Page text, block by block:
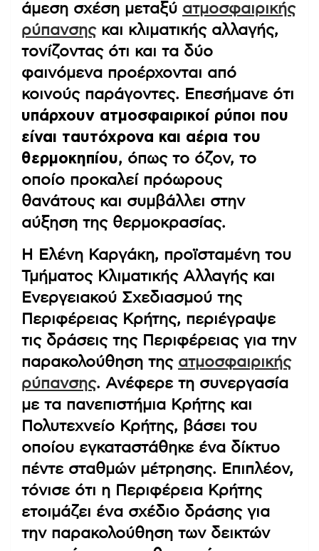
άμεση σχέση μεταξύ ατμοσφαιρικής
ρύπανσηςκαι κλιματικής αλλαγής,
τονίζοντας ότι και τα δύο
φαινόμενα προέρχονται από
κοινούς παράγοντες. Επεσήμανε ότι
υπάρχουν ατμοσφαιρικοί ρύποι που
είναι ταυτόχρονα και αέρια του
θερμοκηπίου, όπως το όζον, το
οποίο προκαλεί πρόωρους
θανάτους και συμβάλλει στην
αύξηση της θερμοκρασίας.
Η Ελένη Καργάκη, προϊσταμένη του
Τμήματος Κλιματικής Αλλαγής και
Ενεργειακού Σχεδιασμού της
Περιφέρειας Κρήτης, περιέγραψε
τις δράσεις της Περιφέρειας για την
παρακολούθηση της ατμοσφαιρικής
ρύπανσης. Ανέφερε τη συνεργασία
με τα πανεπιστήμια Κρήτης και
Πολυτεχνείο Κρήτης, βάσει του
οποίου εγκαταστάθηκε ένα δίκτυο
πέντε σταθμών μέτρησης. Επιπλέον,
τόνισε ότι η Περιφέρεια Κρήτης
ετοιμάζει ένα σχέδιο δράσης για
την παρακολούθηση των δεικτών